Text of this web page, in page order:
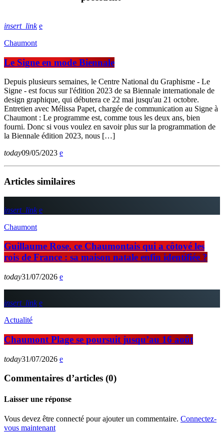
insert_link
Chaumont
Le Signe en mode Biennale
Depuis plusieurs semaines, le Centre National du Graphisme - Le
Signe - est focus sur l'édition 2023 de sa Biennale internationale de
design graphique, qui débutera ce 22 mai jusqu'au 21 octobre.
Entretien avec Mélissa Papet, chargée de communication au Signe à
Chaumont : Le programme est, comme tous les deux ans, bien
fourni. Donc si vous voulez en savoir plus sur la programmation de
la Biennale édition 2023, nous […]
today09/05/2023
Articles similaires
insert_link
Chaumont
Guillaume Rose, ce Chaumontais qui a côtoyé les
rois de France : sa maison natale enfin identifiée ?
today31/07/2026
insert_link
Actualité
Chaumont Plage se poursuit jusqu’au 16 août
today31/07/2026
Commentaires d’articles (0)
Laisser une réponse
Vous devez être connecté pour ajouter un commentaire. Connectez-
vous maintenant